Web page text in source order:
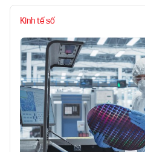
Kinh tế số